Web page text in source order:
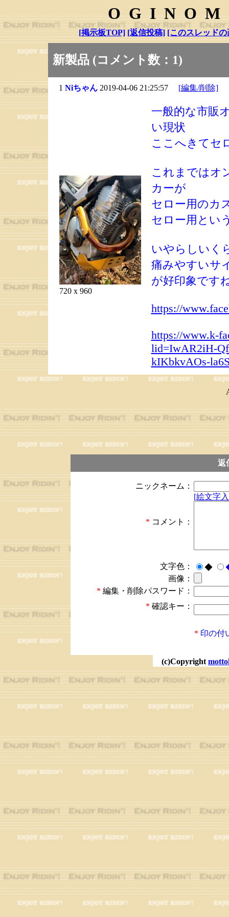
[掲示板TOP] [返信投稿] [このスレッドの
新製品 (コメント数：1)
1 Niちゃん2019-04-06 21:25:57 [編集/削除]
720 x 960
一般的な市販
い現状
ここへきてセ
これまではオ
カーが
セロー用のカ
セロー用とい
いやらしいく
痛みやすいサ
が好印象です
https://
https://www.k-
lid=IwAR2iH-
kIKbkvAOs-
返
ニックネーム：
* コメント：
[絵文字
文字色： ◆
画像：
* 編集・削除パスワード：
* 確認キー：
* 印の付
(c)Copyright